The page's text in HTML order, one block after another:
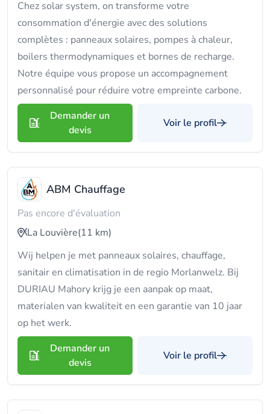
Chez solar system, on transforme votre
consommation d'énergie avec des solutions
complètes : panneaux solaires, pompes à chaleur,
boilers thermodynamiques et bornes de recharge.
Notre équipe vous propose un accompagnement
personnalisé pour réduire votre empreinte carbone.
Demander un
devis
Voir le profil
ABM Chauffage
Pas encore d'évaluation
La Louvière(11 km)
Wij helpen je met panneaux solaires, chauffage,
sanitair en climatisation in de regio Morlanwelz. Bij
DURIAU Mahory krijg je een aanpak op maat,
materialen van kwaliteit en een garantie van 10 jaar
op het werk.
Demander un
devis
Voir le profil